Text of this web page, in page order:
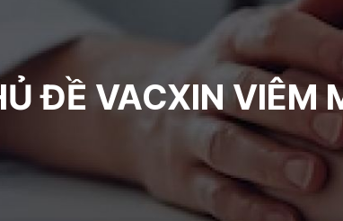
ĐỀ VACXIN VIÊM